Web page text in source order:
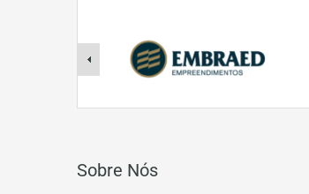
Sobre Nós